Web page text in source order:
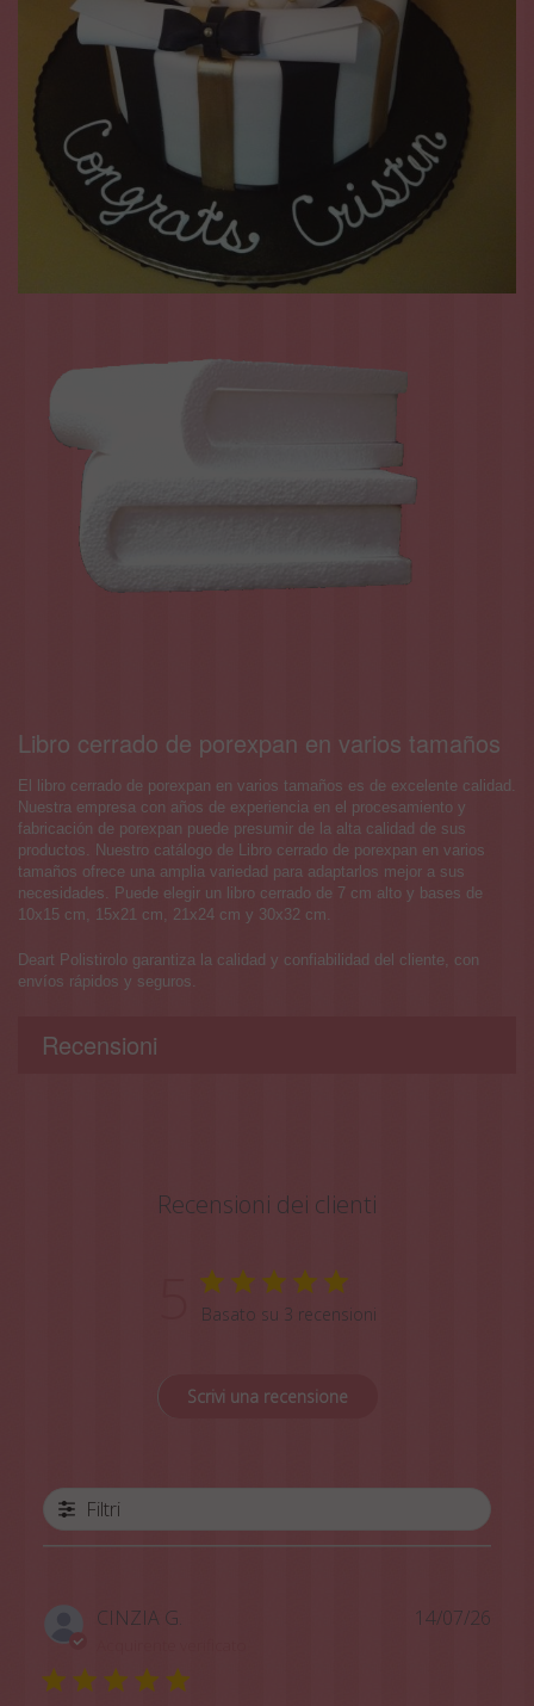
Libro cerrado de porexpan en varios tamaños
El libro cerrado de porexpan en varios tamaños es de excelente calidad.
Nuestra empresa con años de experiencia en el procesamiento y
fabricación de porexpan puede presumir de la alta calidad de sus
productos. Nuestro catálogo de Libro cerrado de porexpan en varios
tamaños ofrece una amplia variedad para adaptarlos mejor a sus
necesidades. Puede elegir un libro cerrado de 7 cm alto y bases de
10x15 cm, 15x21 cm, 21x24 cm y 30x32 cm.
Deart Polistirolo garantiza la calidad y confiabilidad del cliente, con
envíos rápidos y seguros.
Recensioni
Recensioni dei clienti
Basato su 3 recensioni
Scrivi una recensione
Filtri
CINZIA G. 14/07/26